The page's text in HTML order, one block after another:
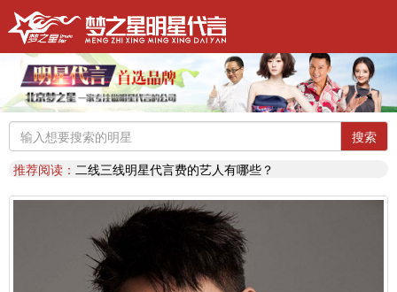
搜索
明星代言：找明星代言基本流程包括哪些?明星代言的工作流程
推荐阅读：2026年明星肖像代言费【8月实时更新】报价表
推荐阅读：2026年如何找明星代言,如何请明星代言,怎么选择明星代言,签约流程
明星代言：2026年诚招各地广告公司，策划公司合作代理明星资源
推荐阅读：找明星代言哪个渠道最好？费用多少？
代言知识：明星代言形式是什么样的？梦之星代言说明书
推荐阅读： 二线三线明星代言费的艺人有哪些？
明星代言：找明星代言基本流程包括哪些?明星代言的工作流程
2026年明星肖像代言费【8月实时更新】报价表